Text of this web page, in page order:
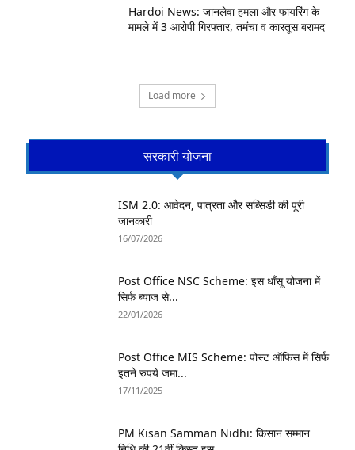
Hardoi News: जानलेवा हमला और फायरिंग के
मामले में 3 आरोपी गिरफ्तार, तमंचा व कारतूस बरामद
Load more
सरकारी योजना
ISM 2.0: आवेदन, पात्रता और सब्सिडी की पूरी
जानकारी
16/07/2026
Post Office NSC Scheme: इस धाँसू योजना में
सिर्फ ब्याज से...
22/01/2026
Post Office MIS Scheme: पोस्ट ऑफिस में सिर्फ
इतने रुपये जमा...
17/11/2025
PM Kisan Samman Nidhi: किसान सम्मान